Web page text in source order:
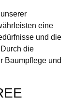
eine
und die
die
Baumpflege und